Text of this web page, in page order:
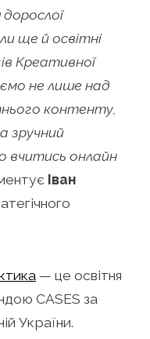
ще й освітні
Креативної
не лише над
контенту,
зручний
вчитись онлайн
Іван
— це освітня
CASES за
України.